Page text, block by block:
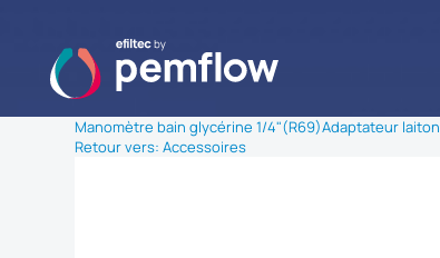
Manomètre bain glycérine 1/4"(R69)Adaptateur laiton
Retour vers: Accessoires